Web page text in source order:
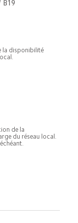
B19
la disponibilité
de la
du réseau local.